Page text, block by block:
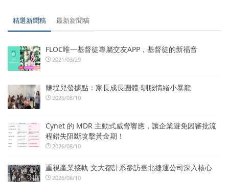
精選新聞稿 最新新聞稿
FLOC唯一基督徒專屬交友APP，基督徒的新福音
2021/03/29
鹽埕兒發據點：家長成長團體-馴服情緒小暴龍
2026/08/10
Cynet 的 MDR 主動式威脅響應，讓企業避免因審批流
程錯失阻斷攻擊黃金期！
2026/08/10
重視產業接軌 文大都計系參訪臺北捷運公司深入核心
2026/08/10